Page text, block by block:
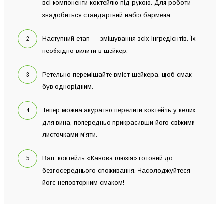
всі компоненти коктейлю під рукою. Для роботи
знадобиться стандартний набір бармена.
Наступний етап — змішування всіх інгредієнтів. Їх
необхідно вилити в шейкер.
Ретельно перемішайте вміст шейкера, щоб смак
був однорідним.
Тепер можна акуратно перелити коктейль у келих
для вина, попередньо прикрасивши його свіжими
листочками м’яти.
Ваш коктейль «Кавова ілюзія» готовий до
безпосереднього споживання. Насолоджуйтеся
його неповторним смаком!